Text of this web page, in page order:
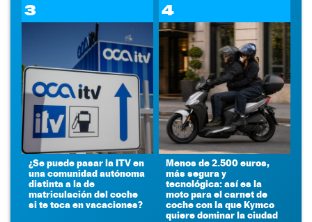
3
¿Se puede pasar la ITV en
una comunidad autónoma
distinta a la de
matriculación del coche
si te toca en vacaciones?
4
Menos de 2.500 euros,
más segura y
tecnológica: así es la
moto para el carnet de
coche con la que Kymco
quiere dominar la ciudad